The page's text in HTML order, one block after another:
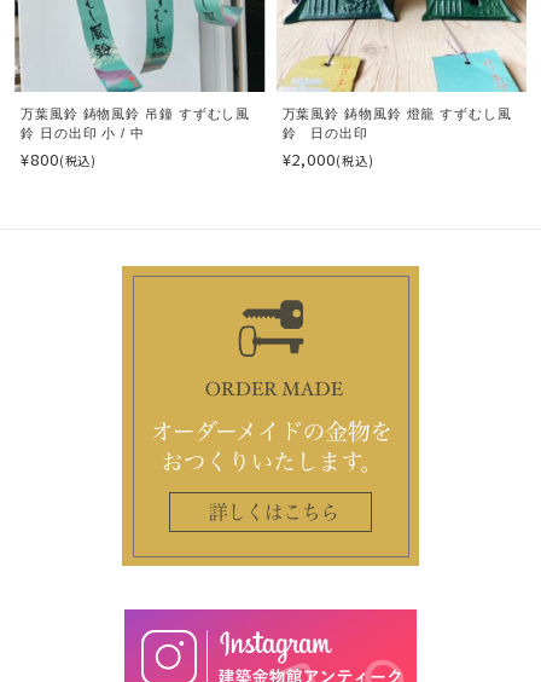
万葉風鈴 鋳物風鈴 吊鐘 すずむし風
鈴 日の出印 小 / 中
¥800(税込)
万葉風鈴 鋳物風鈴 燈籠 すずむし風
鈴 日の出印
¥2,000(税込)